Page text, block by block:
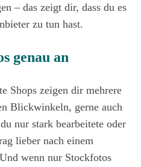
– das zeigt dir, dass du es
zu tun hast.
genau an
Shops zeigen dir mehrere
Blickwinkeln, gerne auch
nur stark bearbeitete oder
lieber nach einem
wenn nur Stockfotos